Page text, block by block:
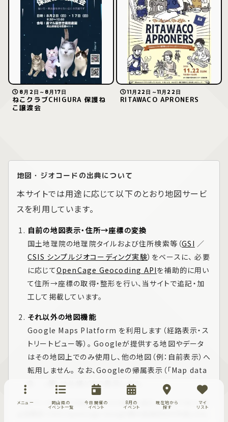
8月2日～8月17日
ねこクラブCHIGURA 保護ね
こ譲渡会
11月22日～11月22日
RITAWACO APRONERS
地図・ジオコードの出典について
本サイトでは用途に応じて以下のとおり地図サービ
スを利用しています。
自前の地図表示・住所→座標の変換
国土地理院の地理院タイルおよび住所検索等（GSI ／
CSIS シンプルジオコーディング実験）をベースに、 必要
に応じてOpenCage Geocoding APIを補助的に用い
て住所→座標の取得・整形を行い、当サイトで追記・加
工して掲載しています。
それ以外の地図機能
Google Maps Platform を利用します（経路表示・ス
トリートビュー等）。 Googleが提供する地図やデータ
はその地図上でのみ使用し、他の地図（例：自前表示）へ
転用しません。 なお、Googleの帰属表示（「Map data
© …」等）は仕様どおり表示します。
※ 本ページの表示内容は当サイトが編集・加工したものであり、国
メニュー
岡山県の
イベント一覧
今日開催の
イベント
8月の
イベント
現在地から
探す
マイ
リスト